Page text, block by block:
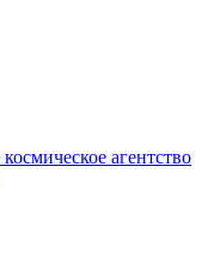
агентство